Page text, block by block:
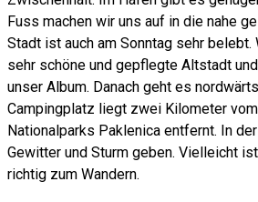
Fuss machen wir uns auf in die nahe
Stadt ist auch am Sonntag sehr
sehr schöne und gepflegte Altstadt
unser Album. Danach geht es
Campingplatz liegt zwei Kilometer
Nationalparks Paklenica entfernt. In
Gewitter und Sturm geben. Vielleicht
richtig zum Wandern.